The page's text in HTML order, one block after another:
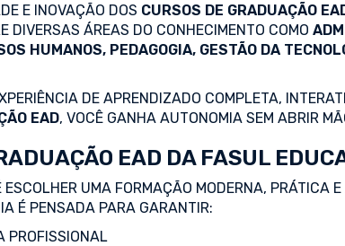
E INOVAÇÃO DOS CURSOS DE GRADUAÇÃO
DIVERSAS ÁREAS DO CONHECIMENTO COMO
HUMANOS, PEDAGOGIA, GESTÃO DA
DE APRENDIZADO COMPLETA,
EAD, VOCÊ GANHA AUTONOMIA SEM ABRIR
EAD DA FASUL
ESCOLHER UMA FORMAÇÃO MODERNA, PRÁTICA
É PENSADA PARA GARANTIR:
PROFISSIONAL